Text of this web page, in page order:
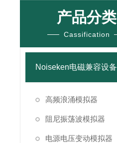
产品分类
Cassification
Noiseken电磁兼容设备
高频浪涌模拟器
阻尼振荡波模拟器
电源电压变动模拟器